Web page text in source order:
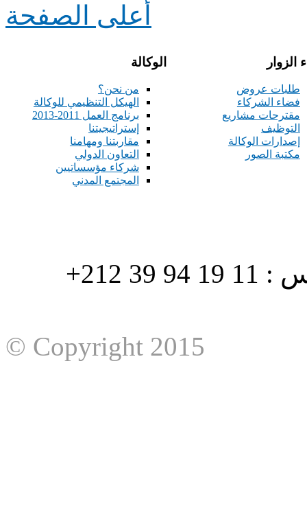
أعلى الصفحة
الوكالة
من نحن؟
الهيكل التنظيمي للوكالة
برنامج العمل 2011-2013
إستراتيجيتنا
مقاربتنا ومهامنا
التعاون الدولي
شركاء مؤسساتيين
المجتمع المدني
الزوار
طلبات عروض
فضاء الشركاء
مقترحات مشاريع
التوظيف
إصدارات الوكالة
مكتبة الصور
هاتف : 90/88 32 94 39 212+ فاكس : 11 19 94 39 212+
© Copyright 2015